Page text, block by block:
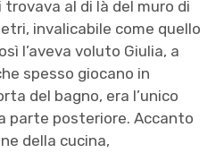
trovava al di là del muro di
invalicabile come quello
l’aveva voluto Giulia, a
spesso giocano in
del bagno, era l’unico
parte posteriore. Accanto
della cucina,